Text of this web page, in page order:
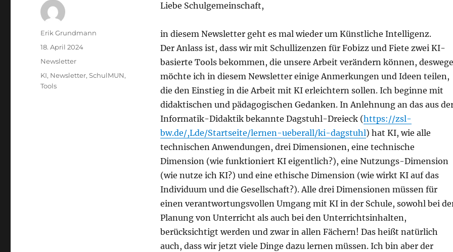
Liebe Schulgemeinschaft,
in diesem Newsletter geht es mal wieder um Künstliche Intelligenz.
Der Anlass ist, dass wir mit Schullizenzen für Fobizz und Fiete zwei KI-
basierte Tools bekommen, die unsere Arbeit verändern können,
möchte ich in diesem Newsletter einige Anmerkungen und Ideen teilen,
die den Einstieg in die Arbeit mit KI erleichtern sollen. Ich beginne mit
didaktischen und pädagogischen Gedanken. In Anlehnung an das aus
Informatik-Didaktik bekannte Dagstuhl-Dreieck (https://zsl-
bw.de/,Lde/Startseite/lernen-ueberall/ki-dagstuhl) hat KI, wie alle
technischen Anwendungen, drei Dimensionen, eine technische
Dimension (wie funktioniert KI eigentlich?), eine Nutzungs-Dimension
(wie nutze ich KI?) und eine ethische Dimension (wie wirkt KI auf das
Individuum und die Gesellschaft?). Alle drei Dimensionen müssen für
einen verantwortungsvollen Umgang mit KI in der Schule, sowohl bei
Planung von Unterricht als auch bei den Unterrichtsinhalten,
berücksichtigt werden und zwar in allen Fächern! Das heißt natürlich
auch, dass wir jetzt viele Dinge dazu lernen müssen. Ich bin aber der
Autor
Erik Grundmann
Veröffentlicht
18. April 2024
Kategorien
Newsletter
Schlagwörter
KI, Newsletter,SchulMUN,
Tools